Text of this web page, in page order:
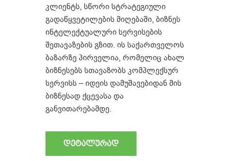
კლიენტს, სწორი სტრატეგიული
გადაწყვეტილების მიღებაში, ბიზნეს
ინტელექტუალური სერვისების
შეთავაზების გზით. ის საქართველოს
ბაზარზე პირველია, რომელიც ახალ
ბიზნესებს სთავაზობს კომპლექსურ
სერვისს – იდეის დამუშავებიდან მის
ბიზნესად ქცევასა და
განვითარებამდე.
ᲓᲔᲢᲐᲚᲣᲠᲐᲓ